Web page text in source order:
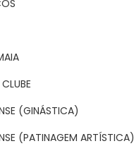
(GINÁSTICA)
(PATINAGEM ARTÍSTICA)